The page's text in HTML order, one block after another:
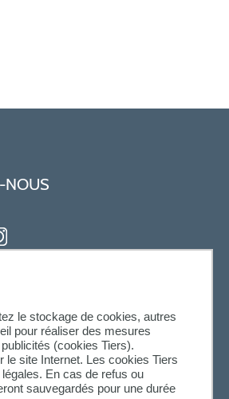
le stockage de cookies, autres
pour réaliser des mesures
(cookies Tiers).
le site Internet. Les cookies Tiers
En cas de refus ou
sauvegardés pour une durée
NOUS